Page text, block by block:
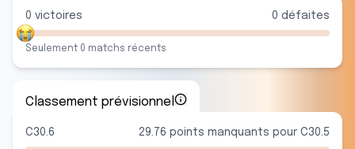
0 victoires 0 défaites
Seulement 0 matchs récents
Classement prévisionnel
C30.6 29.76 points manquants pour C30.5